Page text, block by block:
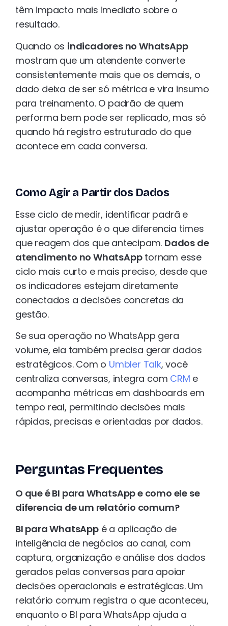
têm impacto mais imediato sobre o
resultado.
Quando os indicadores no WhatsApp
mostram que um atendente converte
consistentemente mais que os demais, o
dado deixa de ser só métrica e vira insumo
para treinamento. O padrão de quem
performa bem pode ser replicado, mas só
quando há registro estruturado do que
acontece em cada conversa.
Como Agir a Partir dos Dados
Esse ciclo de medir, identificar padrã e
ajustar operação é o que diferencia times
que reagem dos que antecipam. Dados de
atendimento no WhatsApptornam esse
ciclo mais curto e mais preciso, desde que
os indicadores estejam diretamente
conectados a decisões concretas da
gestão.
Se sua operação no WhatsApp gera
volume, ela também precisa gerar dados
estratégicos. Com o Umbler Talk, você
centraliza conversas, integra com CRM e
acompanha métricas em dashboards em
tempo real, permitindo decisões mais
rápidas, precisas e orientadas por dados.
Perguntas Frequentes
O que é BI para WhatsApp e como ele se
diferencia de um relatório comum?
BI para WhatsAppé a aplicação de
inteligência de negócios ao canal, com
captura, organização e análise dos dados
gerados pelas conversas para apoiar
decisões operacionais e estratégicas. Um
relatório comum registra o que aconteceu,
enquanto o BI para WhatsApp ajuda a